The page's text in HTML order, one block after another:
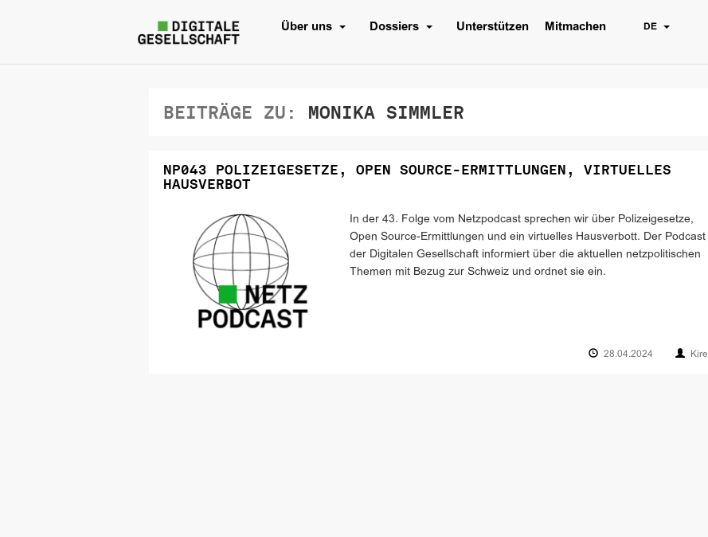
Über uns Dossiers Unterstützen Mitmachen DE
BEITRÄGE ZU: MONIKA SIMMLER
NP043 POLIZEIGESETZE, OPEN SOURCE-ERMITTLUNGEN, VIRTUELLES
HAUSVERBOT
In der 43. Folge vom Netzpodcast sprechen wir über Polizeigesetze,
Open Source-Ermittlungen und ein virtuelles Hausverbott. Der Podcast
der Digitalen Gesellschaft informiert über die aktuellen netzpolitischen
Themen mit Bezug zur Schweiz und ordnet sie ein.
28.04.2024 Kire